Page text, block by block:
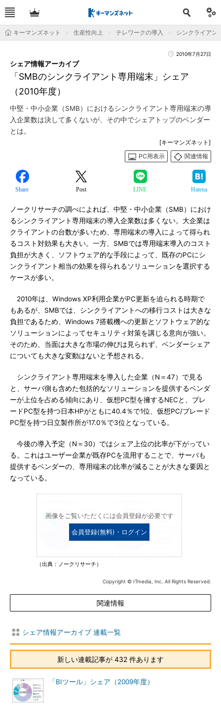
キーマンズネット 生産性向上 テレワークの導入 シンクライアン
2010年7月27日
「SMBのシンクライアント専用端末」シェア
（2010年度）
シェア情報アーカイブ
中堅・中小企業（SMB）におけるシンクライアント専用端末の導
入企業数は決して多くないが、その中でシェアトップのベンダー
とは。
[キーマンズネット]
PC用表示
関連情報
Share Post LINE Hatena
ノークリサーチの調べによれば、中堅・中小企業（SMB）におけ
るシンクライアント専用端末の導入企業数は多くない。大企業は
クライアントの台数が多いため、専用端末の導入によって得られ
るコスト対効果も大きい。一方、SMBでは専用端末導入のコスト
負担が大きく、ソフトウェア的な手段によって、既存のPCにシ
ンクライアント相当の効果を得られるソリューションを選択する
ケースが多い。
2010年は、Windows XP利用企業がPC更新を迫られる時期で
もあるが、SMBでは、シンクライアントへの移行コストは大きな
負担であるため、Windows 7搭載機への更新とソフトウェア的な
ソリューションによってセキュリティ対策を講じる意向が強い。
そのため、当面は大きな市場の伸びは見られず、ベンダーシェア
についても大きな変動はないと予想される。
シンクライアント専用端末を導入した企業（N＝47）で見る
と、サーバ側も含めた包括的なソリューションを提供するベンダ
ーが上位を占める傾向にあり、仮想PC型を擁するNECと、ブレ
ードPC型を持つ日本HPがともに40.4％で1位、仮想PC/ブレード
PC型を持つ日立製作所が17.0％で3位となっている。
今後の導入予定（N＝30）ではシェア上位の比率が下がってい
る。これはユーザー企業が既存PCを流用することで、サーバも
提供するベンダーの、専用端末の比率が減ることが大きな要因と
なっている。
画像をご覧いただくには会員登録が必要です
会員登録(無料)・ログイン
（出典：ノークリサーチ）
Copyright © ITmedia, Inc. All Rights Reserved.
関連情報
シェア情報アーカイブ 連載一覧
新しい連載記事が 432 件あります
「BIツール」シェア（2009年度）